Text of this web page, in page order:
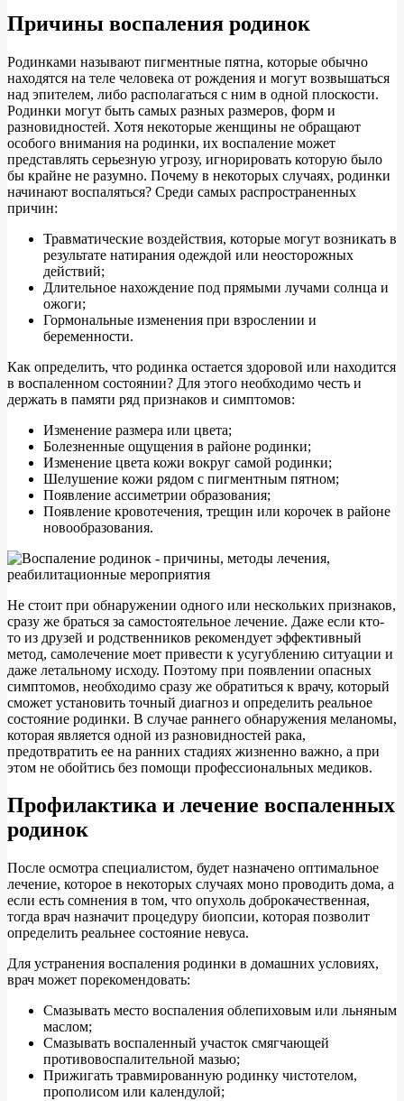
Причины воспаления родинок
Родинками называют пигментные пятна, которые обычно
находятся на теле человека от рождения и могут возвышаться
над эпителем, либо располагаться с ним в одной плоскости.
Родинки могут быть самых разных размеров, форм и
разновидностей. Хотя некоторые женщины не обращают
особого внимания на родинки, их воспаление может
представлять серьезную угрозу, игнорировать которую было
бы крайне не разумно. Почему в некоторых случаях, родинки
начинают воспаляться? Среди самых распространенных
причин:
Травматические воздействия, которые могут возникать в
результате натирания одеждой или неосторожных
действий;
Длительное нахождение под прямыми лучами солнца и
ожоги;
Гормональные изменения при взрослении и
беременности.
Как определить, что родинка остается здоровой или находится
в воспаленном состоянии? Для этого необходимо честь и
держать в памяти ряд признаков и симптомов:
Изменение размера или цвета;
Болезненные ощущения в районе родинки;
Изменение цвета кожи вокруг самой родинки;
Шелушение кожи рядом с пигментным пятном;
Появление ассиметрии образования;
Появление кровотечения, трещин или корочек в районе
новообразования.
Не стоит при обнаружении одного или нескольких признаков,
сразу же браться за самостоятельное лечение. Даже если кто-
то из друзей и родственников рекомендует эффективный
метод, самолечение моет привести к усугублению ситуации и
даже летальному исходу. Поэтому при появлении опасных
симптомов, необходимо сразу же обратиться к врачу, который
сможет установить точный диагноз и определить реальное
состояние родинки. В случае раннего обнаружения меланомы,
которая является одной из разновидностей рака,
предотвратить ее на ранних стадиях жизненно важно, а при
этом не обойтись без помощи профессиональных медиков.
Профилактика и лечение воспаленных
родинок
После осмотра специалистом, будет назначено оптимальное
лечение, которое в некоторых случаях моно проводить дома, а
если есть сомнения в том, что опухоль доброкачественная,
тогда врач назначит процедуру биопсии, которая позволит
определить реальнее состояние невуса.
Для устранения воспаления родинки в домашних условиях,
врач может порекомендовать:
Смазывать место воспаления облепиховым или льняным
маслом;
Смазывать воспаленный участок смягчающей
противовоспалительной мазью;
Прижигать травмированную родинку чистотелом,
прополисом или календулой;